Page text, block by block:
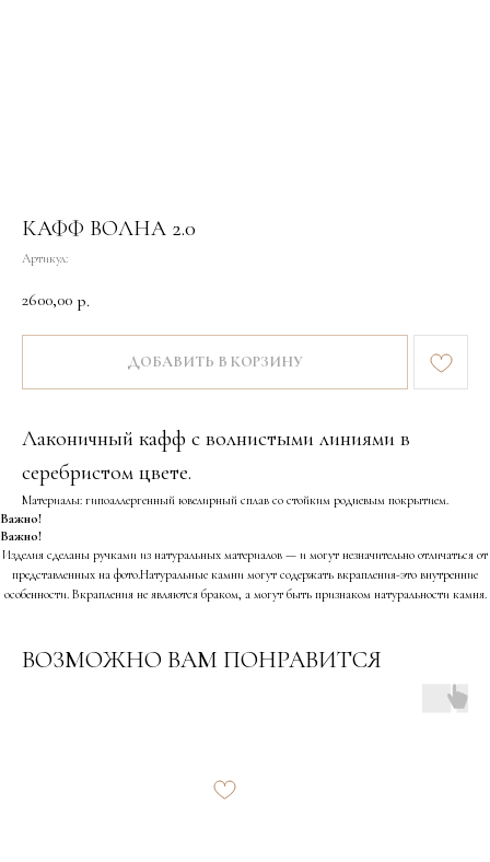
КАФФ ВОЛНА 2.0
Артикул:
2600,00 р.
ДОБАВИТЬ В КОРЗИНУ
Лаконичный кафф с волнистыми линиями в
серебристом цвете.
Материалы: гипоаллергенный ювелирный сплав со стойким родиевым покрытием.
Важно!
Важно!
Изделия сделаны ручками из натуральных материалов — и могут незначительно отличаться от
представленных на фото.Натуральные камни могут содержать вкрапления-это внутренние
особенности. Вкрапления не являются браком, а могут быть признаком натуральности камня.
ВОЗМОЖНО ВАМ ПОНРАВИТСЯ